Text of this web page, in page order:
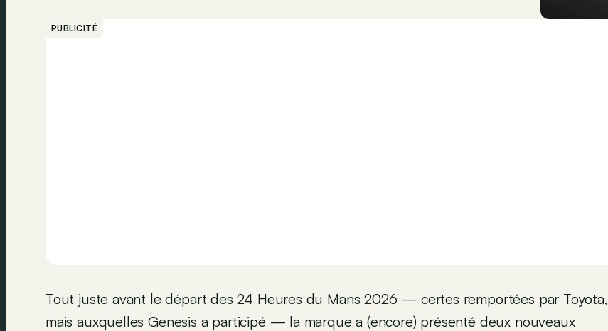
PUBLICITÉ
Tout juste avant le départ des 24 Heures du Mans 2026 — certes remportées par Toyota,
mais auxquelles Genesis a participé — la marque a (encore) présenté deux nouveaux